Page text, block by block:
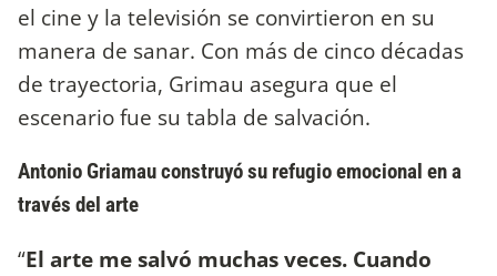
el cine y la televisión se convirtieron en su
manera de sanar. Con más de cinco décadas
de trayectoria, Grimau asegura que el
escenario fue su tabla de salvación.
Antonio Griamau construyó su refugio emocional en a
través del arte
“El arte me salvó muchas veces. Cuando